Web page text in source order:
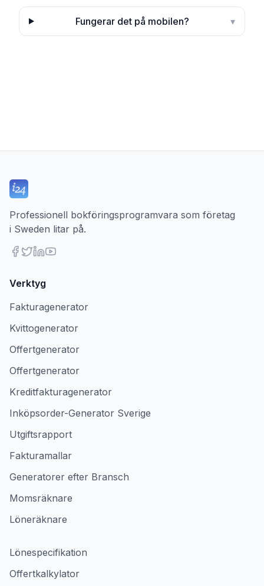
Fungerar det på mobilen? ▾
Professionell bokföringsprogramvara som företag
i Sweden litar på.
Verktyg
Fakturagenerator
Kvittogenerator
Offertgenerator
Offertgenerator
Kreditfakturagenerator
Inköpsorder-Generator Sverige
Utgiftsrapport
Fakturamallar
Generatorer efter Bransch
Momsräknare
Löneräknare
Lönespecifikation
Offertkalkylator